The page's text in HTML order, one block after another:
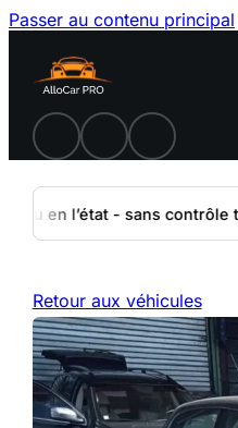
Passer au contenu principal
en l’état - sans contrôle
Retour aux véhicules